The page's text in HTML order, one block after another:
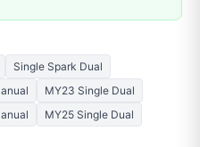
Single Spark Dual
MY23 Single Dual
MY25 Single Dual